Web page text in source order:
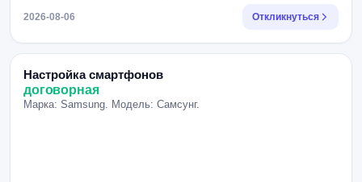
2026-08-06 Откликнуться
Настройка смартфонов
договорная
Марка: Samsung. Модель: Самсунг.